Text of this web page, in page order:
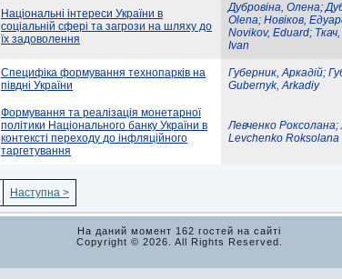
Національні інтереси України в
соціальній сфері та загрози на шляху до
їх задоволення
Дубровіна, Олена;
Olena; Новіков,
Novikov, Eduard;
Ivan
Специфіка формування технопарків на
півдні України
Губерник, Аркадій;
Gubernyk, Arkadiy
Формування та реалізація монетарної
політики Національного банку України в
контексті переходу до інфляційного
таргетування
Левченко
Levchenko Roksolana
Наступна >
На даний момент 162 гостей на сайті
Copyright © 2026. All Rights Reserved.